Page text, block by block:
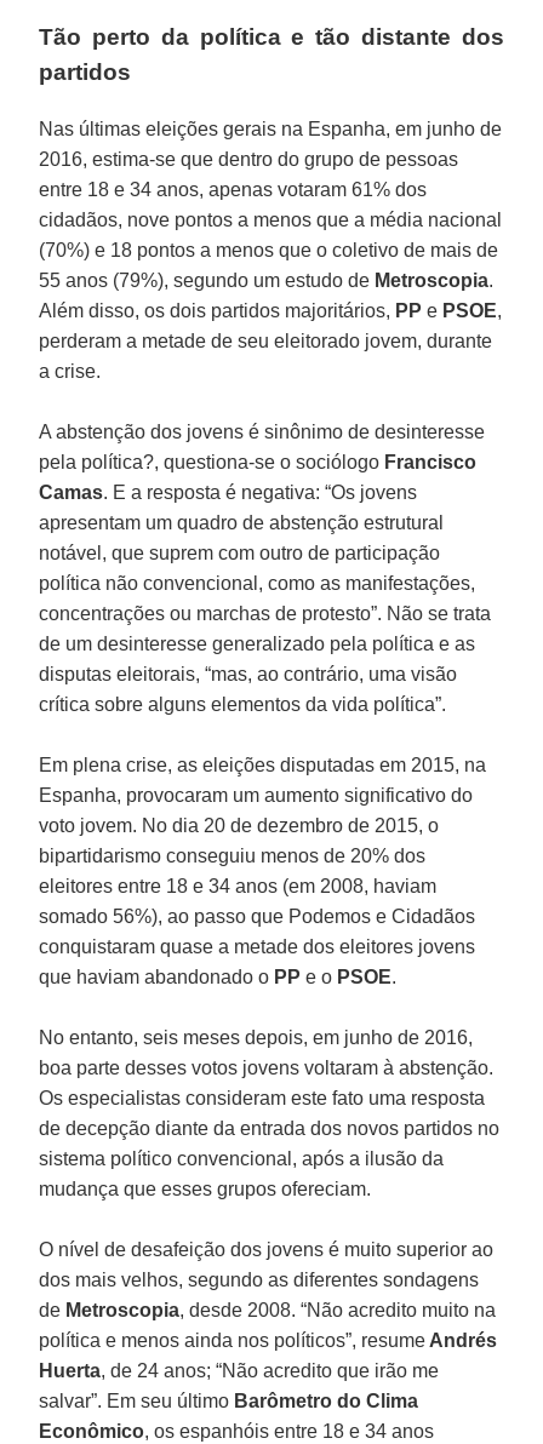
Tão perto da política e tão distante dos
partidos
Nas últimas eleições gerais na Espanha, em junho de
2016, estima-se que dentro do grupo de pessoas
entre 18 e 34 anos, apenas votaram 61% dos
cidadãos, nove pontos a menos que a média nacional
(70%) e 18 pontos a menos que o coletivo de mais de
55 anos (79%), segundo um estudo de Metroscopia.
Além disso, os dois partidos majoritários, PP e PSOE,
perderam a metade de seu eleitorado jovem, durante
a crise.
A abstenção dos jovens é sinônimo de desinteresse
pela política?, questiona-se o sociólogo Francisco
Camas. E a resposta é negativa: “Os jovens
apresentam um quadro de abstenção estrutural
notável, que suprem com outro de participação
política não convencional, como as manifestações,
concentrações ou marchas de protesto”. Não se trata
de um desinteresse generalizado pela política e as
disputas eleitorais, “mas, ao contrário, uma visão
crítica sobre alguns elementos da vida política”.
Em plena crise, as eleições disputadas em 2015, na
Espanha, provocaram um aumento significativo do
voto jovem. No dia 20 de dezembro de 2015, o
bipartidarismo conseguiu menos de 20% dos
eleitores entre 18 e 34 anos (em 2008, haviam
somado 56%), ao passo que Podemos e Cidadãos
conquistaram quase a metade dos eleitores jovens
que haviam abandonado o PP e o PSOE.
No entanto, seis meses depois, em junho de 2016,
boa parte desses votos jovens voltaram à abstenção.
Os especialistas consideram este fato uma resposta
de decepção diante da entrada dos novos partidos no
sistema político convencional, após a ilusão da
mudança que esses grupos ofereciam.
O nível de desafeição dos jovens é muito superior ao
dos mais velhos, segundo as diferentes sondagens
de Metroscopia, desde 2008. “Não acredito muito na
política e menos ainda nos políticos”, resume Andrés
Huerta, de 24 anos; “Não acredito que irão me
salvar”. Em seu último Barômetro do Clima
Econômico, os espanhóis entre 18 e 34 anos